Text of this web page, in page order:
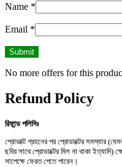
Name *
Email *
No more offers for this
Refund Policy
রিফান্ড পলিসিঃ
প্রোডাক্ট গ্রহনের পর প্রোডাক্টের সমস্যার
ছবির সাথে প্রোডাক্টের মিল না থাকা ইত্যাদি)
সাপেক্ষে ফেরত পেতে পারেন।